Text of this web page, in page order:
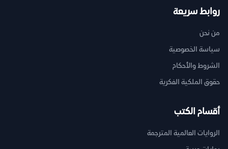
روابط سريعة
من نحن
سياسة الخصوصية
الشروط والأحكام
حقوق الملكية الفكرية
أقسام الكتب
الروايات العالمية المترجمة